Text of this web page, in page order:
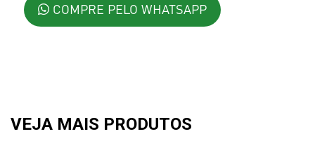
COMPRE PELO WHATSAPP
VEJA MAIS PRODUTOS